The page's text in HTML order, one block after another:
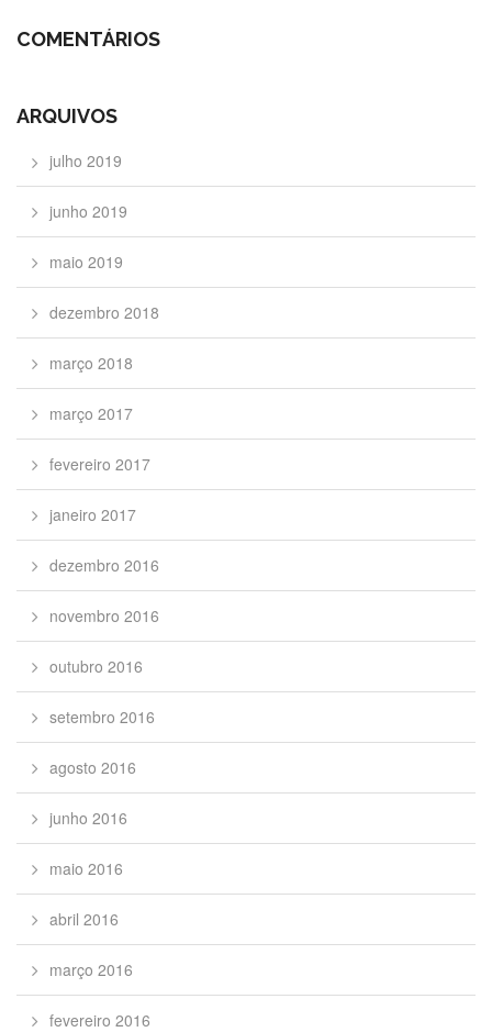
COMENTÁRIOS
ARQUIVOS
julho 2019
junho 2019
maio 2019
dezembro 2018
março 2018
março 2017
fevereiro 2017
janeiro 2017
dezembro 2016
novembro 2016
outubro 2016
setembro 2016
agosto 2016
junho 2016
maio 2016
abril 2016
março 2016
fevereiro 2016